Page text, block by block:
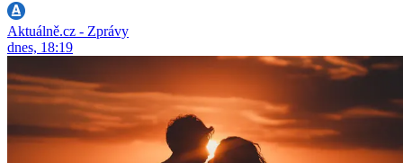
Aktuálně.cz - Zprávy
dnes, 18:19